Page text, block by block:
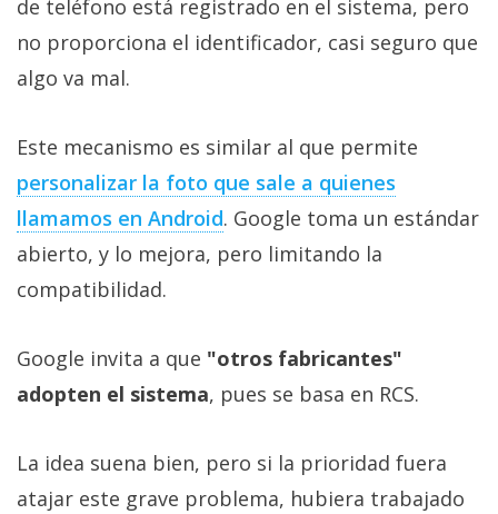
de teléfono está registrado en el sistema, pero
no proporciona el identificador, casi seguro que
algo va mal.
Este mecanismo es similar al que permite
personalizar la foto que sale a quienes
llamamos en Android. Google toma un estándar
abierto, y lo mejora, pero limitando la
compatibilidad.
Google invita a que "otros fabricantes"
adopten el sistema, pues se basa en RCS.
La idea suena bien, pero si la prioridad fuera
atajar este grave problema, hubiera trabajado